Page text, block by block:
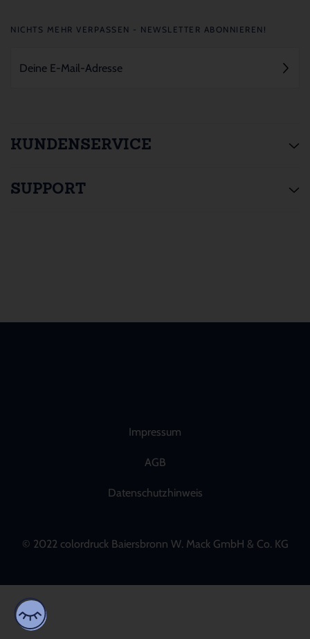
KUNDENSERVICE
SUPPORT
NICHTS MEHR VERPASSEN - NEWSLETTER ABONNIEREN!
Impressum
AGB
Datenschutzhinweis
© 2022 colordruck Baiersbronn W. Mack GmbH & Co. KG